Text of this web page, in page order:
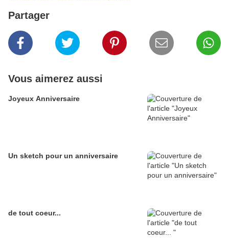
Partager
Vous aimerez aussi
Joyeux Anniversaire
Un sketch pour un anniversaire
de tout coeur...